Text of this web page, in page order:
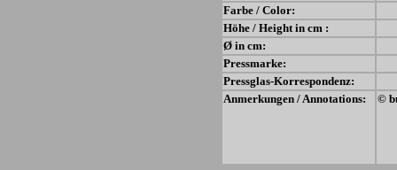
Farbe / Color:
Höhe / Height in cm :
Ø in cm:
Pressmarke:
Pressglas-Korrespondenz:
Anmerkungen / Annotations:
©